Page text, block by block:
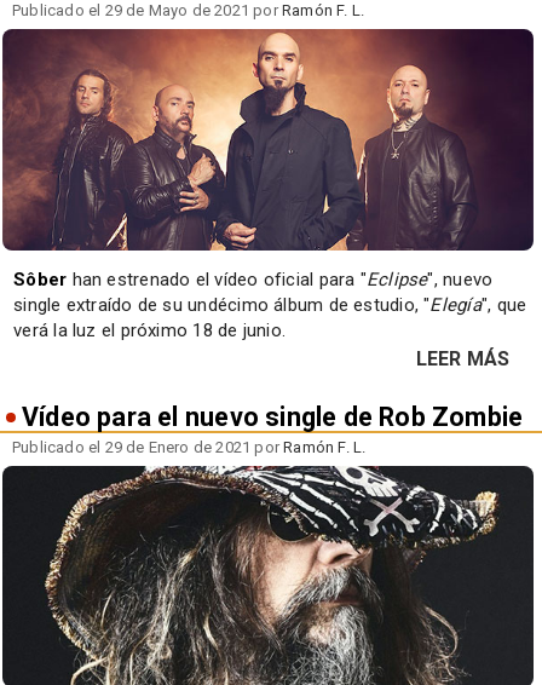
Publicado el 29 de Mayo de 2021 porRamón F. L.
Sôber han estrenado el vídeo oficial para "Eclipse", nuevo
single extraído de su undécimo álbum de estudio, "Elegía", que
verá la luz el próximo 18 de junio.
LEER MÁS
Vídeo para el nuevo single de Rob Zombie
Publicado el 29 de Enero de 2021 porRamón F. L.